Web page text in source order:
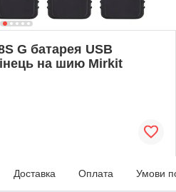
G батарея USB
на шию Mirkit
Доставка Оплата Умови